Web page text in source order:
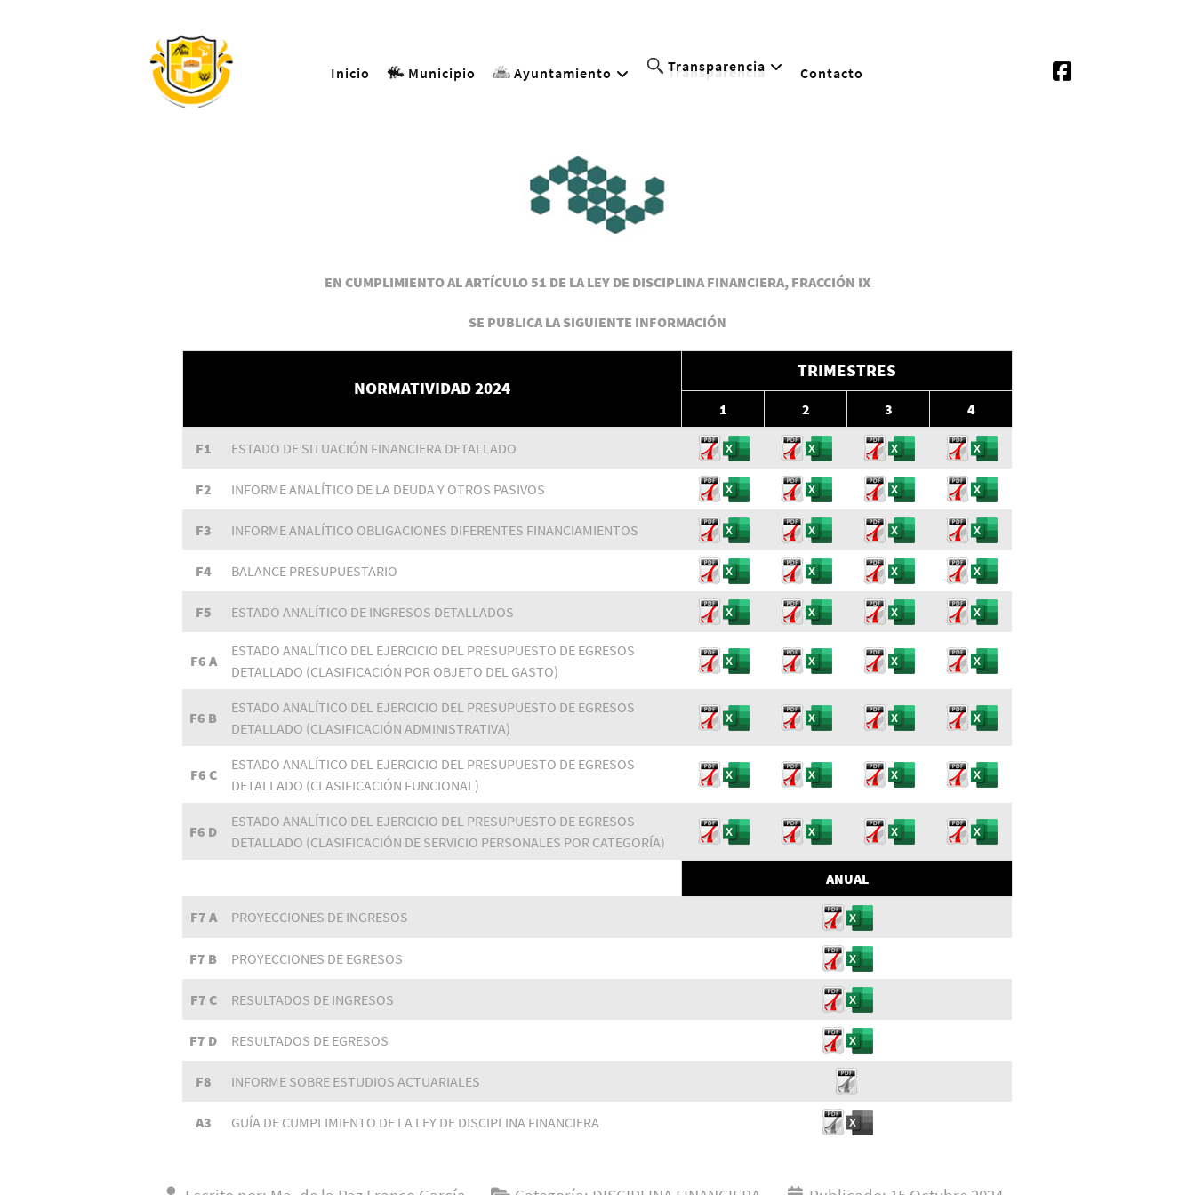
Inicio Municipio Ayuntamiento Transparencia Contacto
EN CUMPLIMIENTO AL ARTÍCULO 51 DE LA LEY DE DISCIPLINA FINANCIERA, FRACCIÓN IX
SE PUBLICA LA SIGUIENTE INFORMACIÓN
NORMATIVIDAD 2024
TRIMESTRES
1 2 3 4
F1 ESTADO DE SITUACIÓN FINANCIERA DETALLADO
F2 INFORME ANALÍTICO DE LA DEUDA Y OTROS PASIVOS
F3 INFORME ANALÍTICO OBLIGACIONES DIFERENTES FINANCIAMIENTOS
F4 BALANCE PRESUPUESTARIO
F5 ESTADO ANALÍTICO DE INGRESOS DETALLADOS
F6 A
ESTADO ANALÍTICO DEL EJERCICIO DEL PRESUPUESTO DE EGRESOS
DETALLADO (CLASIFICACIÓN POR OBJETO DEL GASTO)
F6 B
ESTADO ANALÍTICO DEL EJERCICIO DEL PRESUPUESTO DE EGRESOS
DETALLADO (CLASIFICACIÓN ADMINISTRATIVA)
F6 C
ESTADO ANALÍTICO DEL EJERCICIO DEL PRESUPUESTO DE EGRESOS
DETALLADO (CLASIFICACIÓN FUNCIONAL)
F6 D
ESTADO ANALÍTICO DEL EJERCICIO DEL PRESUPUESTO DE EGRESOS
DETALLADO (CLASIFICACIÓN DE SERVICIO PERSONALES POR CATEGORÍA)
ANUAL
F7 A PROYECCIONES DE INGRESOS
F7 B PROYECCIONES DE EGRESOS
F7 C RESULTADOS DE INGRESOS
F7 D RESULTADOS DE EGRESOS
F8 INFORME SOBRE ESTUDIOS ACTUARIALES
A3 GUÍA DE CUMPLIMIENTO DE LA LEY DE DISCIPLINA FINANCIERA